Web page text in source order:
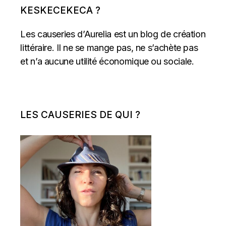
KESKECEKECA ?
Les causeries d’Aurelia est un blog de création
littéraire. Il ne se mange pas, ne s’achète pas
et n’a aucune utilité économique ou sociale.
LES CAUSERIES DE QUI ?